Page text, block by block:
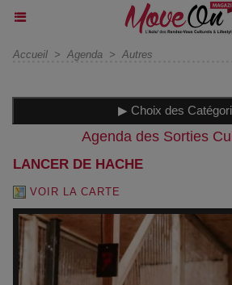
Accueil > Agenda > Autres
▶ Choix des
Agenda des Sorties
LANCER DE HACHE
VOIR LA CARTE